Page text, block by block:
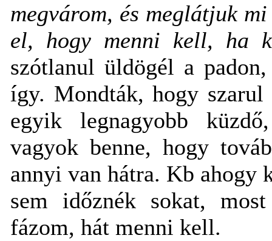
megvárom, és meglátjuk
el, hogy menni kell, ha
szótlanul üldögél a
így. Mondták, hogy
egyik legnagyobb
vagyok benne, hogy
annyi van hátra. Kb ahogy
sem időznék sokat,
fázom, hát menni kell.